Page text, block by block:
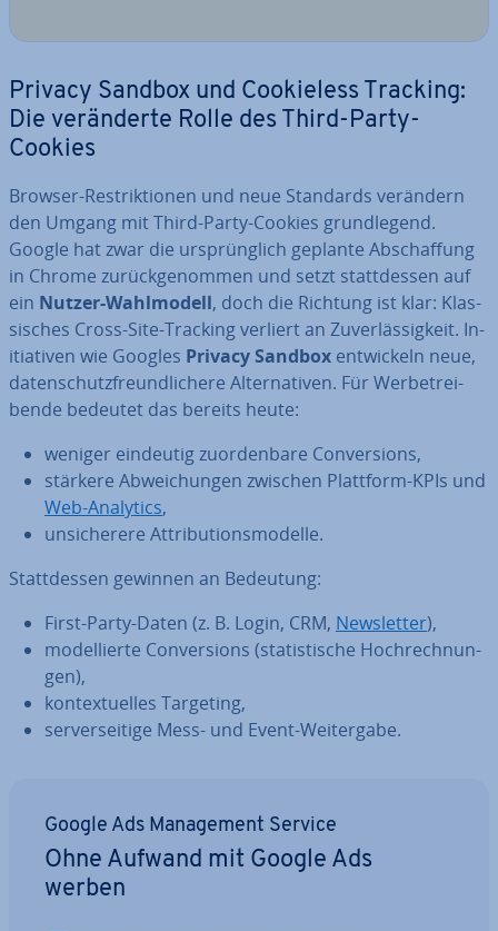
Privacy Sandbox und Coo­kiel­ess Tracking:
Die ver­än­der­te Rolle des Third-Party-
Cookies
Browser-Re­strik­tio­nen und neue Standards verändern
den Umgang mit Third-Party-Cookies grund­le­gend.
Google hat zwar die ur­sprüng­lich geplante Ab­schaf­fung
in Chrome zu­rück­ge­nom­men und setzt statt­des­sen auf
ein Nutzer-Wahl­mo­dell, doch die Richtung ist klar: Klas­
si­sches Cross-Site-Tracking verliert an Zu­ver­läs­sig­keit. In­
itia­ti­ven wie Googles Privacy Sandbox ent­wi­ckeln neue,
da­ten­schutz­freund­li­che­re Al­ter­na­ti­ven. Für Wer­be­trei­
ben­de bedeutet das bereits heute:
weniger eindeutig zu­or­den­ba­re Con­ver­si­ons,
stärkere Ab­wei­chun­gen zwischen Plattform-KPIs und
Web-Analytics,
un­si­che­re­re At­tri­bu­ti­ons­mo­del­le.
Statt­des­sen gewinnen an Bedeutung:
First-Party-Daten (z. B. Login, CRM, News­let­ter),
mo­del­lier­te Con­ver­si­ons (sta­tis­ti­sche Hoch­rech­nun­
gen),
kon­tex­tu­el­les Targeting,
ser­ver­sei­ti­ge Mess- und Event-Wei­ter­ga­be.
Google Ads Ma­nage­ment Service
Ohne Aufwand mit Google Ads
werben